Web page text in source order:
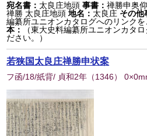
宛名書： 太良庄地頭 事書：禅勝申奥
禅勝 太良庄地頭 地名： 太良庄 その他
編纂所ユニオンカタログへのリンクを
本：
（東大史料編纂所ユニオンカタ
ださい。）
若狭国太良庄禅勝申状案
フ函/18/紙背/ 貞和2年 （1346）